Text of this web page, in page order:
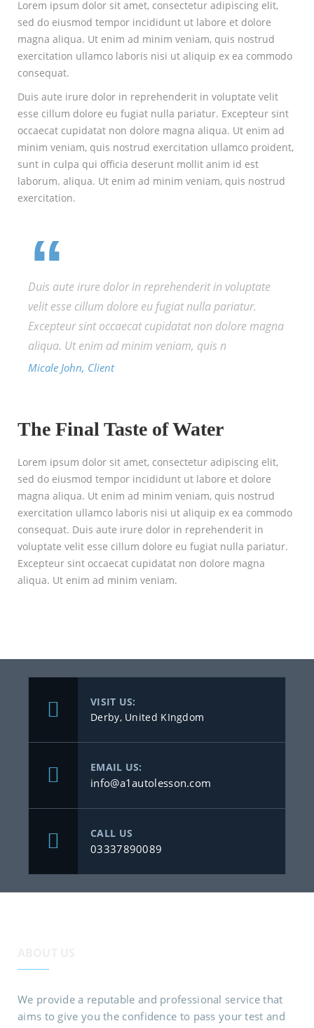
Lorem ipsum dolor sit amet, consectetur adipiscing elit,
sed do eiusmod tempor incididunt ut labore et dolore
magna aliqua. Ut enim ad minim veniam, quis nostrud
exercitation ullamco laboris nisi ut aliquip ex ea commodo
consequat.
Duis aute irure dolor in reprehenderit in voluptate velit
esse cillum dolore eu fugiat nulla pariatur. Excepteur sint
occaecat cupidatat non dolore magna aliqua. Ut enim ad
minim veniam, quis nostrud exercitation ullamco proident,
sunt in culpa qui officia deserunt mollit anim id est
laborum. aliqua. Ut enim ad minim veniam, quis nostrud
exercitation.
Duis aute irure dolor in reprehenderit in voluptate
velit esse cillum dolore eu fugiat nulla pariatur.
Excepteur sint occaecat cupidatat non dolore magna
aliqua. Ut enim ad minim veniam, quis n
Micale John, Client
The Final Taste of Water
Lorem ipsum dolor sit amet, consectetur adipiscing elit,
sed do eiusmod tempor incididunt ut labore et dolore
magna aliqua. Ut enim ad minim veniam, quis nostrud
exercitation ullamco laboris nisi ut aliquip ex ea commodo
consequat. Duis aute irure dolor in reprehenderit in
voluptate velit esse cillum dolore eu fugiat nulla pariatur.
Excepteur sint occaecat cupidatat non dolore magna
aliqua. Ut enim ad minim veniam.
VISIT US:
Derby, United KIngdom
EMAIL US:
info@a1autolesson.com
CALL US
03337890089
We provide a reputable and professional service that
aims to give you the confidence to pass your test and